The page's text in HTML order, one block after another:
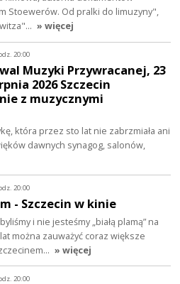
Stoewerów. Od pralki do limuzyny",
» więcej
20:00
Muzyki Przywracanej, 23
2026 Szczecin
z muzycznymi
która przez sto lat nie zabrzmiała ani
dawnych synagog, salonów,
20:00
- Szczecin w kinie
i nie jesteśmy „białą plamą” na
można zauważyć coraz większe
» więcej
20:00